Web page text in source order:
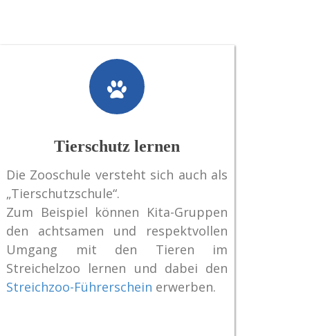
Tierschutz lernen
Die Zooschule versteht sich auch als
„Tierschutzschule“.
Zum Beispiel können Kita-Gruppen
den achtsamen und respektvollen
Umgang mit den Tieren im
Streichelzoo lernen und dabei den
Streichzoo-Führerschein erwerben.